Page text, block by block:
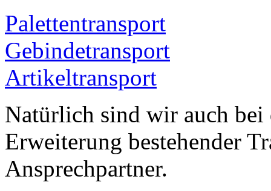
Palettentransport
Gebindetransport
Artikeltransport
Natürlich sind wir auch
Erweiterung bestehender
Ansprechpartner.